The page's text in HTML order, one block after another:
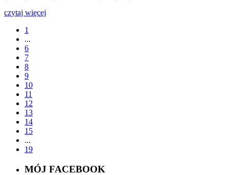
czytaj więcej
1
...
6
7
8
9
10
11
12
13
14
15
...
19
MÓJ FACEBOOK